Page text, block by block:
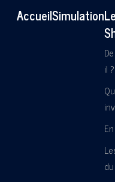
AccueilSimulation
il ?